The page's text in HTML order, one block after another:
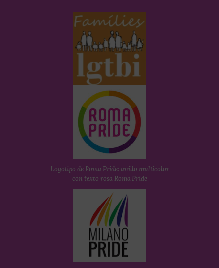
Logotipo de Roma Pride: anillo multicolor
con texto rosa Roma Pride